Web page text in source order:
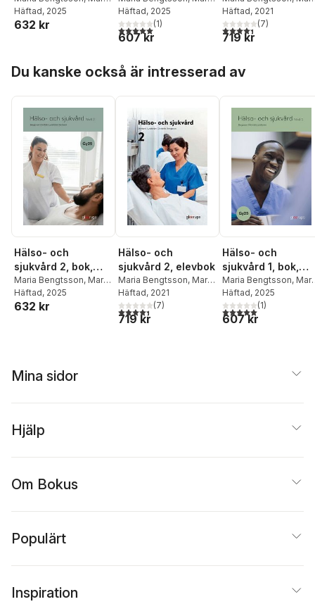
Christidis,Ulla
Lundström
Häftad, 2025
632 kr
Christidis,Ulla
Lundström
Häftad, 2025
5,0utav 5 stjärnor. Totalt antal röster:
(1)
607 kr
Christidis,Ulla
Lundström,
Stenlund
Häftad, 2021
4,4utav 5 stjärnor.
(7)
719 kr
Du kanske också är intresserad av
Hälso- och
sjukvård 2, bok,
Gy25
Maria Bengtsson, Maria
Christidis,Ulla
Lundström
Häftad, 2025
632 kr
Hälso- och
sjukvård 2, elevbok
Maria Bengtsson, Maria
Christidis,Ulla
Lundström,
Stenlund
Häftad, 2021
4,4utav 5 stjärnor. Totalt antal röster:
(7)
719 kr
Hälso- och
sjukvård 1, bok,
Gy25
Maria Bengtsson,
Christidis,Ulla
Lundström
Häftad, 2025
5,0utav 5 stjärnor.
(1)
607 kr
Mina sidor
Hjälp
Om Bokus
Populärt
Inspiration